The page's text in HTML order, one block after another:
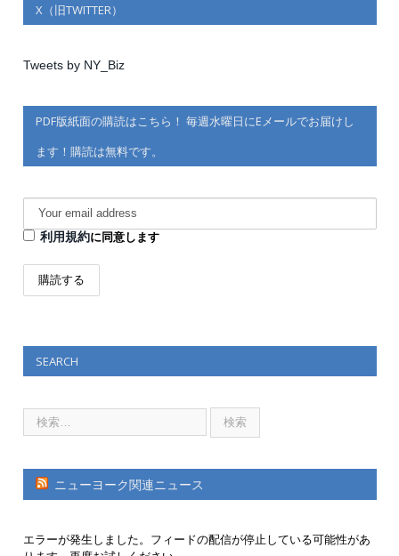
X（旧TWITTER）
Tweets by NY_Biz
PDF版紙面の購読はこちら！ 毎週水曜日にEメールでお届けし
ます！購読は無料です。
利用規約に同意します
SEARCH
ニューヨーク関連ニュース
エラーが発生しました。フィードの配信が停止している可能性があ